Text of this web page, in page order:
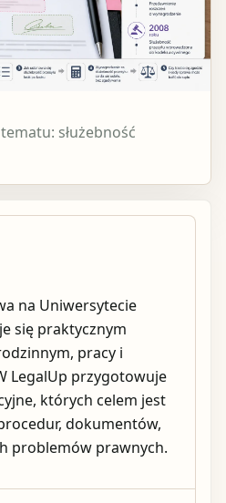
służebność
na Uniwersytecie
się praktycznym
pracy i
LegalUp przygotowuje
których celem jest
dokumentów,
problemów prawnych.